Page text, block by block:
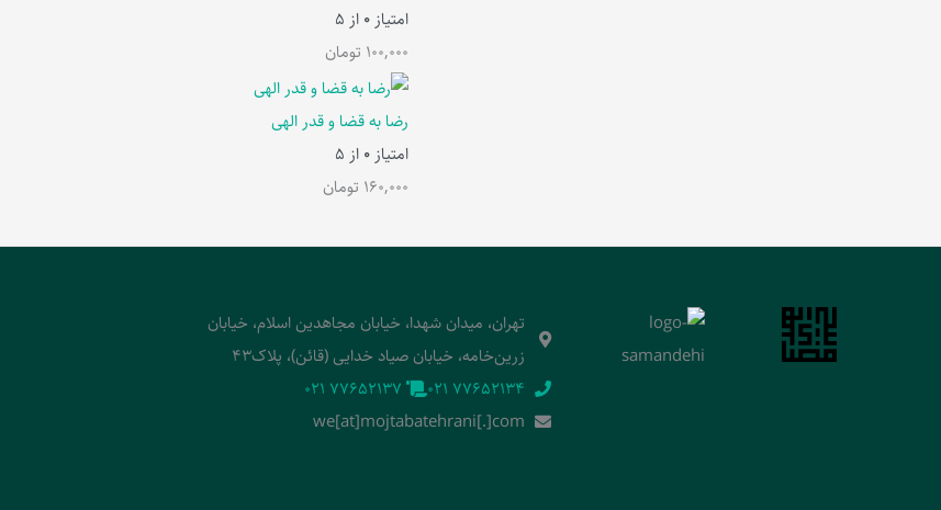
امتیاز 0 از 5
100,000 تومان
رضا به قضا و قدر الهی
امتیاز 0 از 5
160,000 تومان
تهران، میدان شهدا، خیابان مجاهدین اسلام، خیابان
زرین‌خامه، خیابان صیاد خدایی (قائن)، پلاک43
‭021 77652134‬
‭021 77652137‬
we[at]mojtabatehrani[.]com